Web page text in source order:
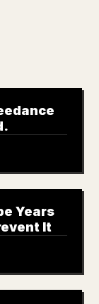
Years
It